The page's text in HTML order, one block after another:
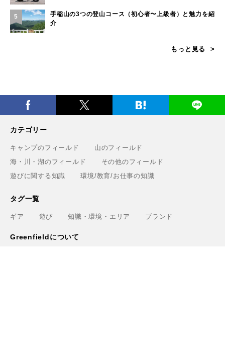
5
手稲山の3つの登山コース（初心者〜上級者）と魅力を紹
介
もっと見る
カテゴリー
キャンプのフィールド
山のフィールド
海・川・湖のフィールド
その他のフィールド
遊びに関する知識
環境/教育/お仕事の知識
タグ一覧
ギア 遊び 知識・環境・エリア ブランド
Greenfieldについて